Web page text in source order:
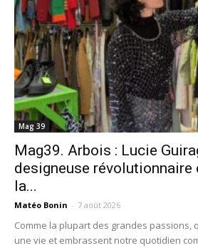
Mag 39
Mag39. Arbois : Lucie
designeuse révolutionnaire
la...
Matéo Bonin - 7 août 2026
Comme la plupart des grandes passions,
une vie et embrassent notre quotidien